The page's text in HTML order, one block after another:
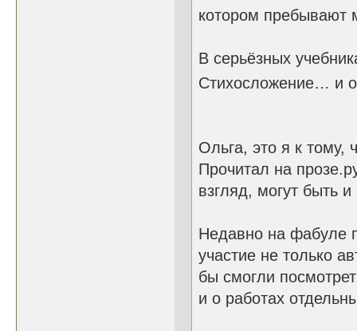
котором пребывают
В серьёзных
Стихосложение… и
Ольга, это я к тому,
Прочитал на
взгляд, могут быть
Недавно на фабуле
участие не только
бы смогли
и о работах